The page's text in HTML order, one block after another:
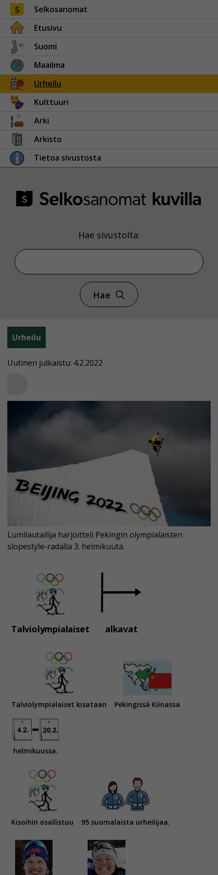
Selkosanomat
Etusivu
Suomi
Maailma
Urheilu
Kulttuuri
Arki
Arkisto
Tietoa sivustosta
Hae sivustolta:
Hae
Urheilu
Uutinen julkaistu: 4.2.2022
Talviolympialaiset alkavat
Lumilautailija harjoitteli Pekingin olympialaisten
slopestyle-radalla 3. helmikuuta.
Talviolympialaiset kisataan Pekingissä Kiinassa
helmikuussa.
Kisoihin osallistuu 95 suomalaista urheilijaa.